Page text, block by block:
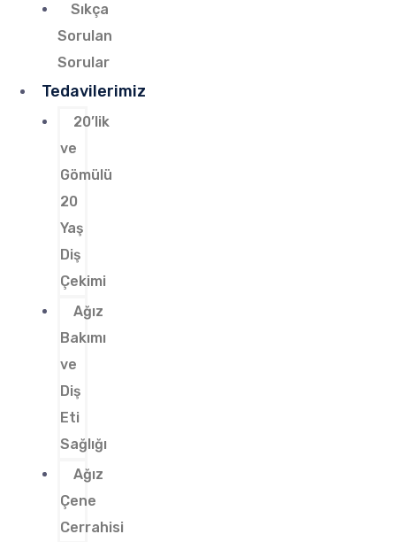
Sıkça
Sorulan
Sorular
Tedavilerimiz
20’lik
ve
Gömülü
20
Yaş
Diş
Çekimi
Ağız
Bakımı
ve
Diş
Eti
Sağlığı
Ağız
Çene
Cerrahisi